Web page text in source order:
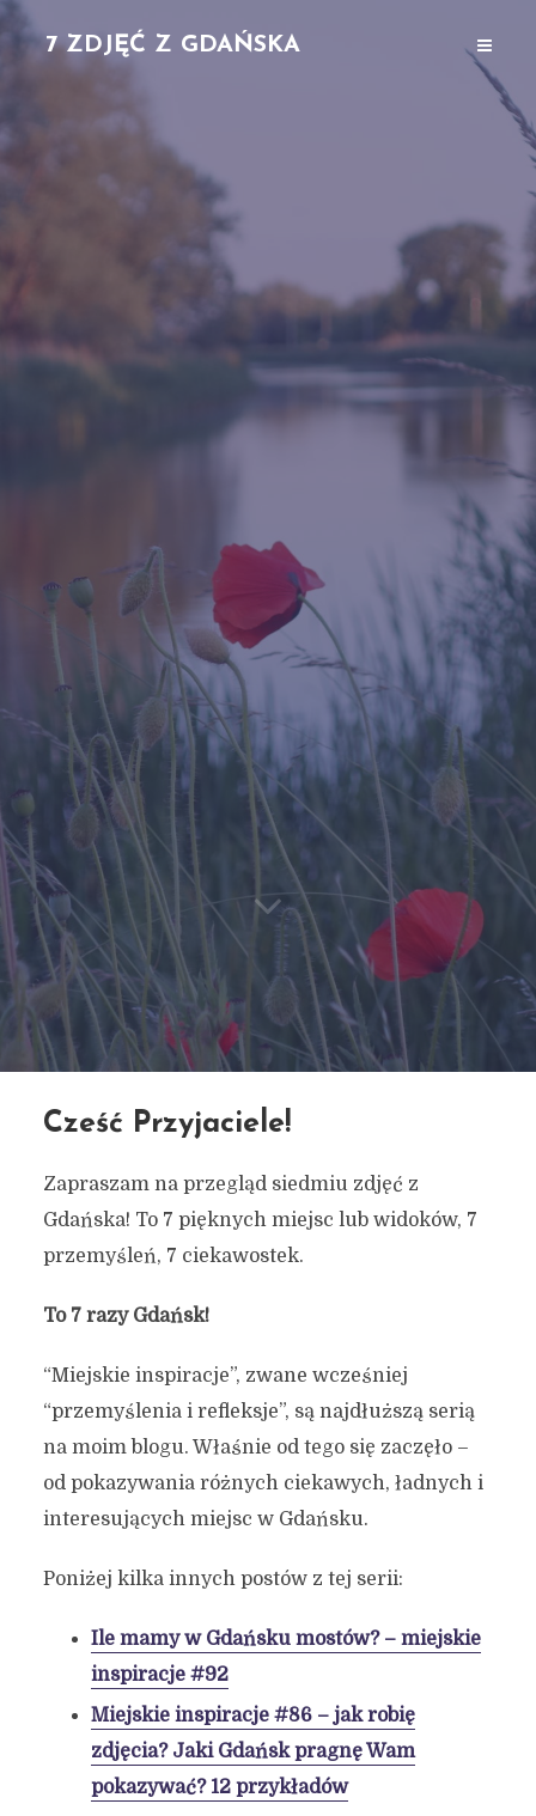
7 ZDJĘĆ Z GDAŃSKA
Cześć Przyjaciele!
Zapraszam na przegląd siedmiu zdjęć z
Gdańska! To 7 pięknych miejsc lub widoków, 7
przemyśleń, 7 ciekawostek.
To 7 razy Gdańsk!
“Miejskie inspiracje”, zwane wcześniej
“przemyślenia i refleksje”, są najdłuższą serią
na moim blogu. Właśnie od tego się zaczęło –
od pokazywania różnych ciekawych, ładnych i
interesujących miejsc w Gdańsku.
Poniżej kilka innych postów z tej serii:
Ile mamy w Gdańsku mostów? – miejskie
inspiracje #92
Miejskie inspiracje #86 – jak robię
zdjęcia? Jaki Gdańsk pragnę Wam
pokazywać? 12 przykładów